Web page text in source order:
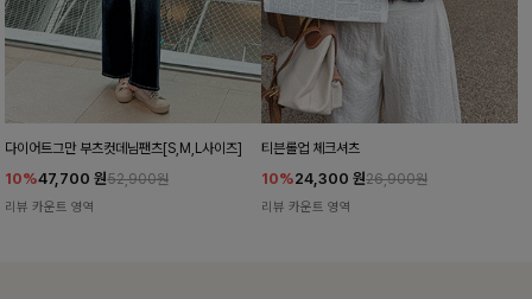
다이어트그만 부츠컷데님팬츠[S,M,L사이즈]
10%47,700 원52,900원
리뷰 카운트 영역
티븐롤업 체크셔츠
10%24,300 원26,900원
리뷰 카운트 영역